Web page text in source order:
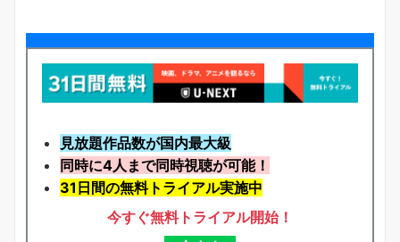
見放題作品数が国内最大級
同時に4人まで同時視聴が可能！
31日間の無料トライアル実施中
今すぐ無料トライアル開始！